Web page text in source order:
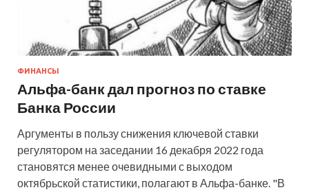
ФИНАНСЫ
Альфа-банк дал прогноз по ставке
Банка России
Аргументы в пользу снижения ключевой ставки
регулятором на заседании 16 декабря 2022 года
становятся менее очевидными с выходом
октябрьской статистики, полагают в Альфа-банке. "В